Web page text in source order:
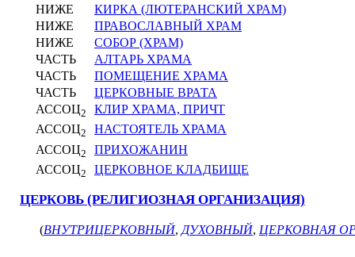
НИЖЕ
КИРКА (ЛЮТЕРАНСКИЙ ХРАМ)
НИЖЕ
ПРАВОСЛАВНЫЙ ХРАМ
НИЖЕ
СОБОР (ХРАМ)
ЧАСТЬ
АЛТАРЬ ХРАМА
ЧАСТЬ
ПОМЕЩЕНИЕ ХРАМА
ЧАСТЬ
ЦЕРКОВНЫЕ ВРАТА
АССОЦ2
КЛИР ХРАМА, ПРИЧТ
АССОЦ2
НАСТОЯТЕЛЬ ХРАМА
АССОЦ2
ПРИХОЖАНИН
АССОЦ2 ЦЕРКОВНОЕ КЛАДБИЩЕ
ЦЕРКОВЬ (РЕЛИГИОЗНАЯ ОРГАНИЗАЦИЯ)
(ВНУТРИЦЕРКОВНЫЙ, ДУХОВНЫЙ, ЦЕРКОВНАЯ